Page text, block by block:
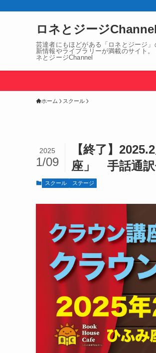
ロネとジージChannel
芸達者にもほどがある「ロネとジージ」
新情報やライブラリーが満載のサイト。
ネとジージChannel
ホーム スクール
【終了】
座」 手話通
2025
1/09
スクール ステージ